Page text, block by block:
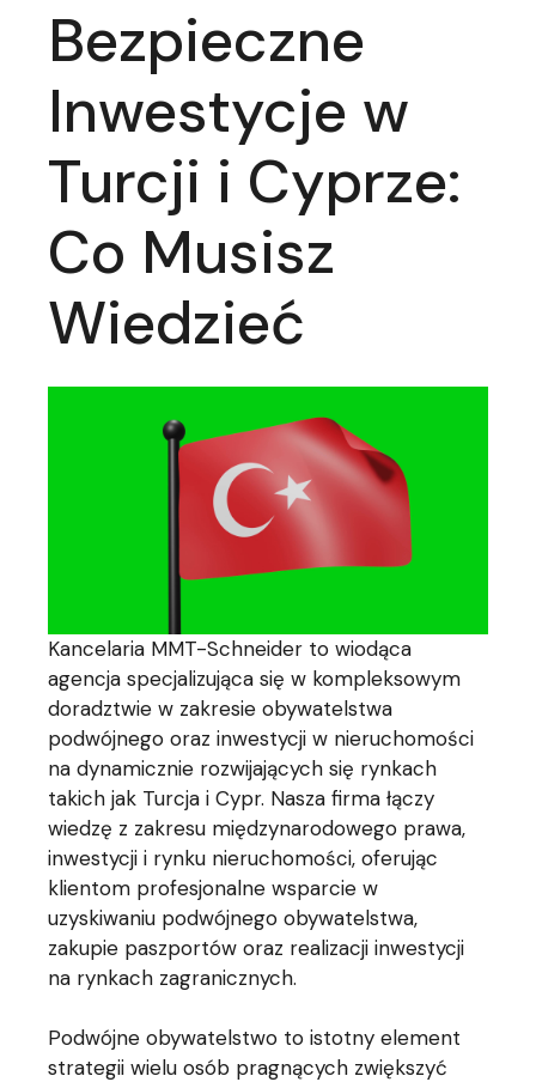
Bezpieczne
Inwestycje w
Turcji i Cyprze:
Co Musisz
Wiedzieć
Kancelaria MMT-Schneider to wiodąca
agencja specjalizująca się w kompleksowym
doradztwie w zakresie obywatelstwa
podwójnego oraz inwestycji w nieruchomości
na dynamicznie rozwijających się rynkach
takich jak Turcja i Cypr. Nasza firma łączy
wiedzę z zakresu międzynarodowego prawa,
inwestycji i rynku nieruchomości, oferując
klientom profesjonalne wsparcie w
uzyskiwaniu podwójnego obywatelstwa,
zakupie paszportów oraz realizacji inwestycji
na rynkach zagranicznych.
Podwójne obywatelstwo to istotny element
strategii wielu osób pragnących zwiększyć